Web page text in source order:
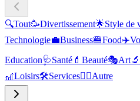
🔍Tout🥳Divertissement🌟Style de
Technologie💼Business🍔Food✈️
Education🩺Santé 💄 Beauté🎭Art🔬
🎢Loisirs🛠️Services🧜‍♂️Autre